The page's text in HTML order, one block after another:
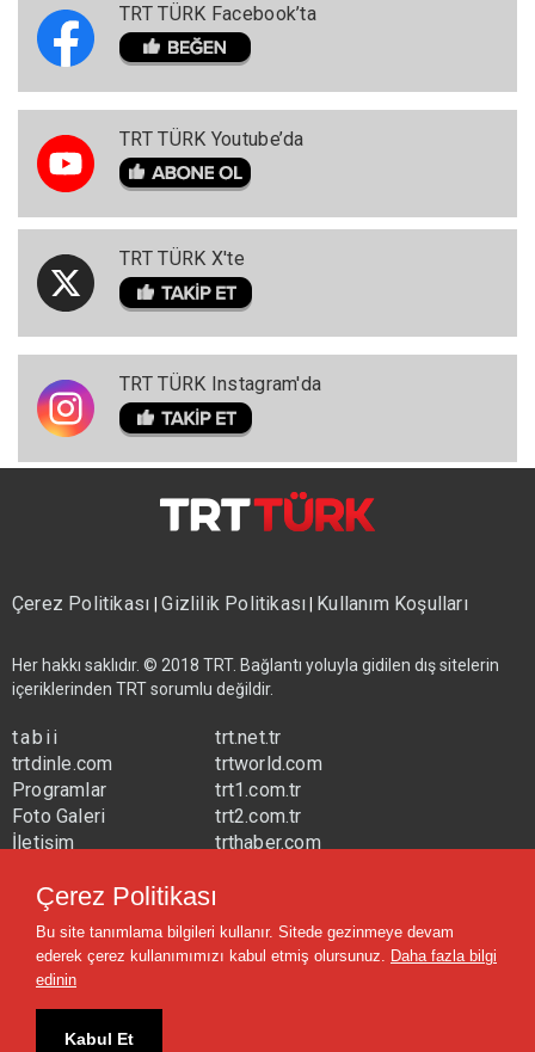
TRT TÜRK Facebook’ta
TRT TÜRK Youtube’da
TRT TÜRK X'te
TRT TÜRK Instagram'da
Çerez Politikası|Gizlilik Politikası| Kullanım Koşulları
Her hakkı saklıdır. © 2018 TRT. Bağlantı yoluyla gidilen dış sitelerin
içeriklerinden TRT sorumlu değildir.
tabii
trtdinle.com
Programlar
Foto Galeri
İletişim
trt.net.tr
trtworld.com
trt1.com.tr
trt2.com.tr
trthaber.com
trtavaz.com.tr
trtmuzik.net.tr
trtcocuk.net.tr
Çerez Politikası
Bu site tanımlama bilgileri kullanır. Sitede gezinmeye devam
ederek çerez kullanımımızı kabul etmiş olursunuz. Daha fazla bilgi
edinin
Kabul Et